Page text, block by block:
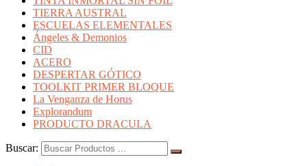
TIERRA AUSTRAL
ESCUELAS ELEMENTALES
Ángeles & Demonios
CID
ACERO
DESPERTAR GÓTICO
TOOLKIT PRIMER BLOQUE
La Venganza de Horus
Explorandum
PRODUCTO DRACULA
Buscar: